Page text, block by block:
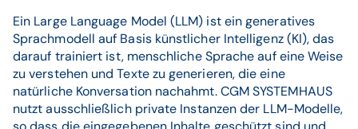
Ein Large Language Model (LLM) ist ein generatives
Sprachmodell auf Basis künstlicher Intelligenz (KI), das
darauf trainiert ist, menschliche Sprache auf eine Weise
zu verstehen und Texte zu generieren, die eine
natürliche Konversation nachahmt. CGM SYSTEMHAUS
nutzt ausschließlich private Instanzen der LLM-Modelle,